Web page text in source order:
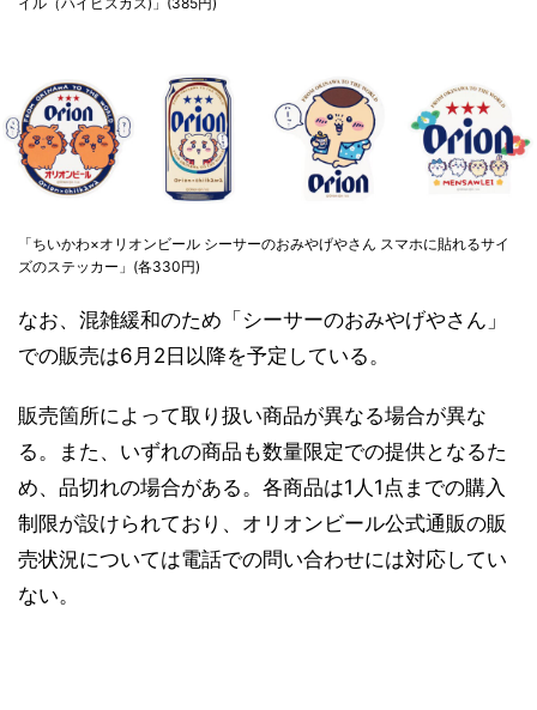
「ちいかわ×オリオンビール シーサーのおみやげやさん スマホに貼れるサイ
ズのステッカー」(各330円)
なお、混雑緩和のため「シーサーのおみやげやさん」
での販売は6月2日以降を予定している。
販売箇所によって取り扱い商品が異なる場合が異な
る。また、いずれの商品も数量限定での提供となるた
め、品切れの場合がある。各商品は1人1点までの購入
制限が設けられており、オリオンビール公式通販の販
売状況については電話での問い合わせには対応してい
ない。